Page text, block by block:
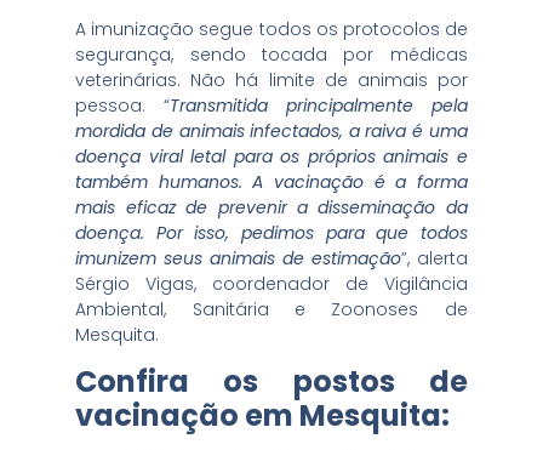
A imunização segue todos os protocolos de
segurança, sendo tocada por médicas
veterinárias. Não há limite de animais por
pessoa. “Transmitida principalmente pela
mordida de animais infectados, a raiva é uma
doença viral letal para os próprios animais e
também humanos. A vacinação é a forma
mais eficaz de prevenir a disseminação da
doença. Por isso, pedimos para que todos
imunizem seus animais de estimação”, alerta
Sérgio Vigas, coordenador de Vigilância
Ambiental, Sanitária e Zoonoses de
Mesquita.
Confira os postos de
vacinação em Mesquita: